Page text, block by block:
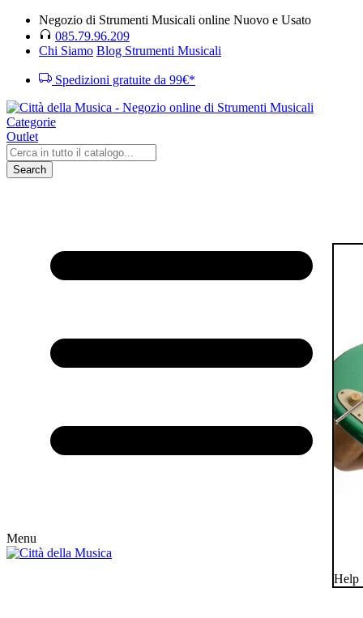
Negozio di Strumenti Musicali online Nuovo e Usato
085.79.96.209
Chi Siamo Blog Strumenti Musicali
Spedizioni gratuite da 99€*
Categorie
Outlet
Search
Menu
Help